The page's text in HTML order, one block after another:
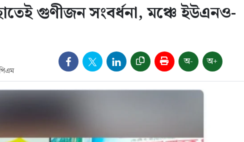
গুণীজন সংবর্ধনা, মঞ্চে ইউএনও-
অ- অ+